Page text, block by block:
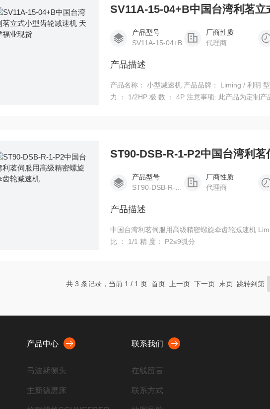
产品型号
SV11A-15-04+B
厂商性质
代理商
产品描述
产品名称： 小型减速机 产品品牌： Liming / 利明 型 号： SV11A-15-04+B 减 速 比 ： 1/15 马
力 ： 1/2HP 极 数 ： 4P 注意事项: 此产品为定制产品, 一般下单后7-10个工作日左右发货。 中国
产品型号
厂商性质
代理商
产品描述
中国台湾利茗伺服用高级精密螺旋伞齿轮减速机 Liming / 利明 型 号： ST90-DSB-R-1-P2 减 速
比 ： 1/1 精 度： P2≤9弧分
共 3 条记录，当前 1 / 1 页 首页 上一页 下一页 末页 跳转到第
产品中心
马波斯侧头
主新德磨床
联系我们
在线留言
联系方式